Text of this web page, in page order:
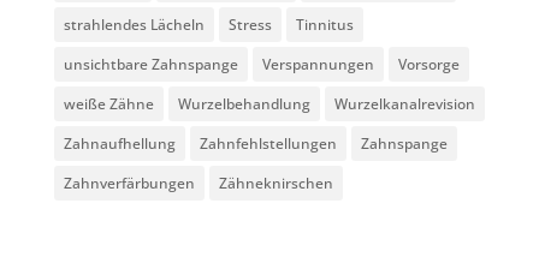
strahlendes Lächeln
Stress
Tinnitus
unsichtbare Zahnspange
Verspannungen
Vorsorge
weiße Zähne
Wurzelbehandlung
Wurzelkanalrevision
Zahnaufhellung
Zahnfehlstellungen
Zahnspange
Zahnverfärbungen
Zähneknirschen